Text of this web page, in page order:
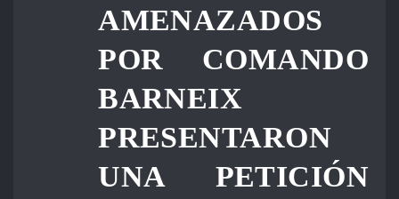
AMENAZADOS
POR COMANDO
BARNEIX
PRESENTARON
UNA PETICIÓN